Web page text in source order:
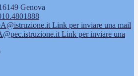
Genova
Link per inviare una mail
Link per inviare una